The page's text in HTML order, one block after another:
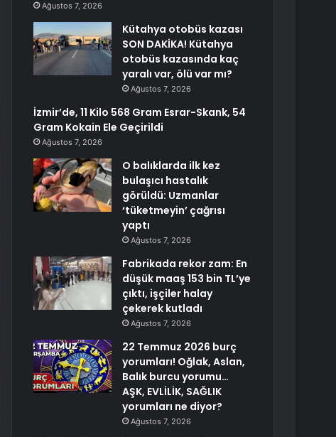
Ağustos 7, 2026
Kütahya otobüs kazası
SON DAKİKA! Kütahya
otobüs kazasında kaç
yaralı var, ölü var mı?
Ağustos 7, 2026
İzmir’de, 11 Kilo 568 Gram Esrar-Skank, 54
Gram Kokain Ele Geçirildi
Ağustos 7, 2026
O balıklarda ilk kez
bulaşıcı hastalık
görüldü: Uzmanlar
‘tüketmeyin’ çağrısı
yaptı
Ağustos 7, 2026
Fabrikada rekor zam: En
düşük maaş 153 bin TL’ye
çıktı, işçiler halay
çekerek kutladı
Ağustos 7, 2026
22 Temmuz 2026 burç
yorumları! Oğlak, Aslan,
Balık burcu yorumu…
AŞK, EVLİLİK, SAĞLIK
yorumları ne diyor?
Ağustos 7, 2026